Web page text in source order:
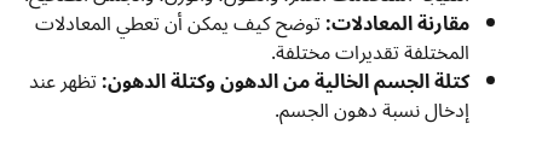
مقارنة المعادلات:توضح كيف يمكن أن تعطي المعادلات
المختلفة تقديرات مختلفة.
كتلة الجسم الخالية من الدهون وكتلة الدهون:تظهر عند
إدخال نسبة دهون الجسم.